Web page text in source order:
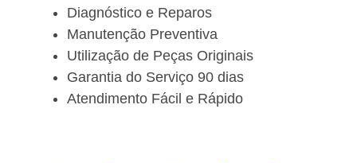
Diagnóstico e Reparos
Manutenção Preventiva
Utilização de Peças Originais
Garantia do Serviço 90 dias
Atendimento Fácil e Rápido